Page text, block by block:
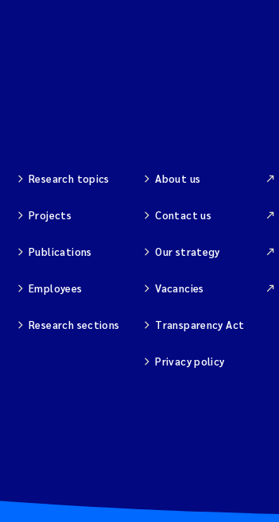
Research topics
Projects
Publications
Employees
Research sections
About us
Contact us
Our strategy
Vacancies
Transparency Act
Privacy policy